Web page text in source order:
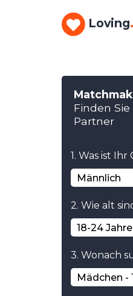
Loving
Finden
Partner
1. Was ist
Männlich
2. Wie alt
18-24
3. Wonach
Mädchen -